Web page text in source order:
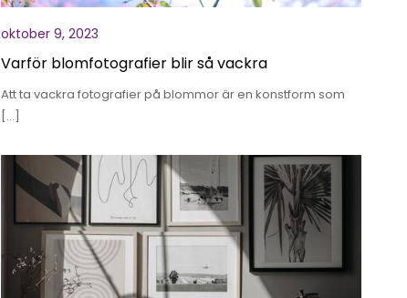
oktober 9, 2023
Varför blomfotografier blir så vackra
Att ta vackra fotografier på blommor är en konstform som
[…]